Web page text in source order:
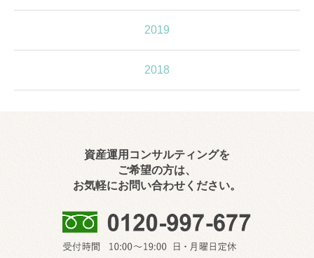
2019
2018
資産運用コンサルティングを
ご希望の方は、
お気軽にお問い合わせください。